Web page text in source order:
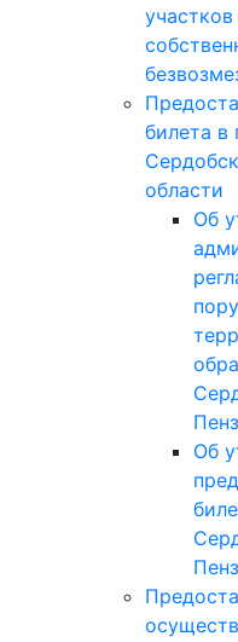
билета в
области
Об
Об